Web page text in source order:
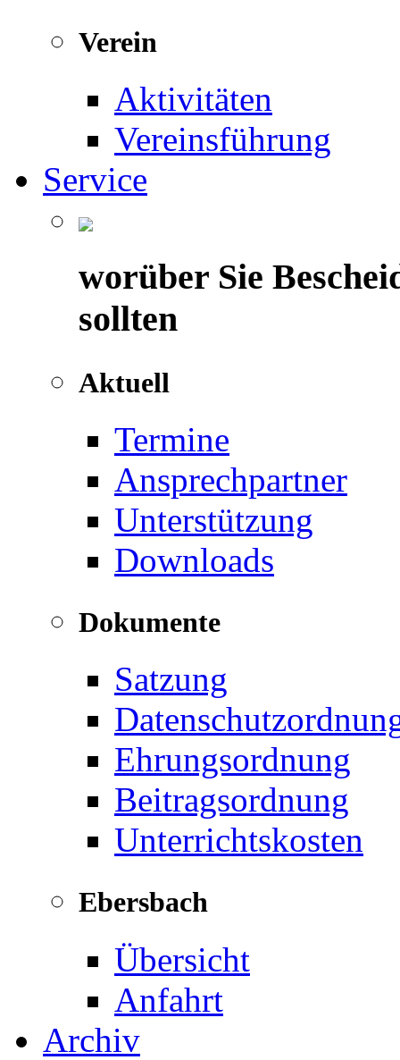
Verein
Aktivitäten
Vereinsführung
Service
worüber Sie
sollten
Aktuell
Termine
Ansprechpartner
Unterstützung
Downloads
Dokumente
Satzung
Ehrungsordnung
Beitragsordnung
Unterrichtskosten
Ebersbach
Übersicht
Anfahrt
Archiv